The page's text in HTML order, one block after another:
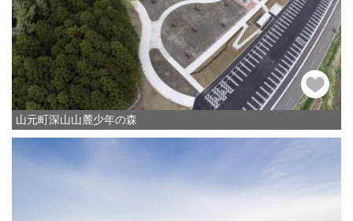
山元町深山山麓少年の森